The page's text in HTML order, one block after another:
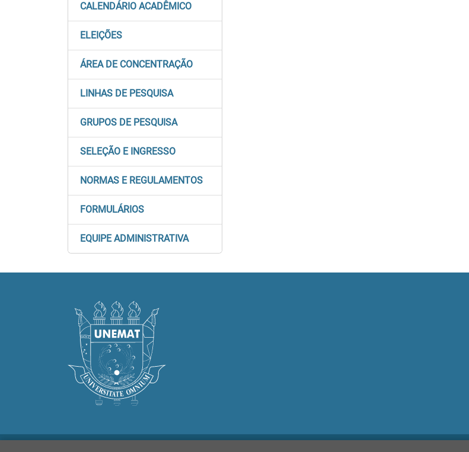
CALENDÁRIO ACADÊMICO
ELEIÇÕES
ÁREA DE CONCENTRAÇÃO
LINHAS DE PESQUISA
GRUPOS DE PESQUISA
SELEÇÃO E INGRESSO
NORMAS E REGULAMENTOS
FORMULÁRIOS
EQUIPE ADMINISTRATIVA